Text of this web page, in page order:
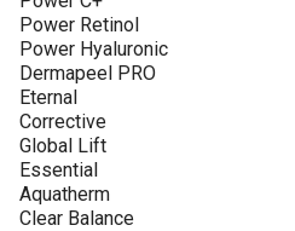
Power Retinol
Power Hyaluronic
Dermapeel PRO
Eternal
Corrective
Global Lift
Essential
Aquatherm
Clear Balance